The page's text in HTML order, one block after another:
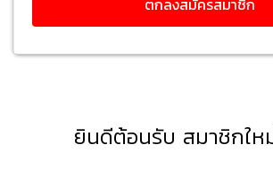
ยินดีต้อนรับ สมาชิกให